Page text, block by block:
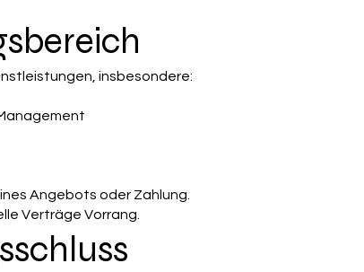
insbesondere:
Angebots oder Zahlung.
Verträge Vorrang.